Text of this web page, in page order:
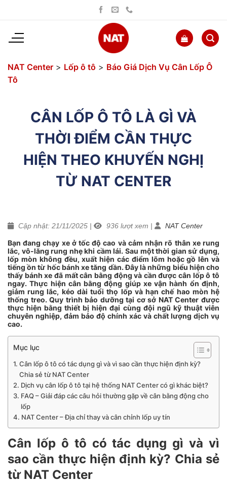
dung
NAT Center > Lốp ô tô > Báo Giá Dịch Vụ Cân Lốp Ô
Tô
CÂN LỐP Ô TÔ LÀ GÌ VÀ
THỜI ĐIỂM CẦN THỰC
HIỆN THEO KHUYẾN NGHỊ
TỪ NAT CENTER
Cập nhật: 21/11/2025 | 936 lượt xem | NAT Center
Bạn đang chạy xe ở tốc độ cao và cảm nhận rõ thân xe rung
lắc, vô-lăng rung nhẹ khi cầm lái. Sau một thời gian sử dụng,
lốp mòn không đều, xuất hiện các điểm lõm hoặc gồ lên và
tiếng ồn từ hốc bánh xe tăng dần. Đây là những biểu hiện cho
thấy bánh xe đã mất cân bằng động và cần được cân lốp ô tô
ngay. Thực hiện cân bằng động giúp xe vận hành ổn định,
giảm rung lắc, kéo dài tuổi thọ lốp và hạn chế hao mòn hệ
thống treo. Quy trình bảo dưỡng tại cơ sở NAT Center được
thực hiện bằng thiết bị hiện đại cùng đội ngũ kỹ thuật viên
chuyên nghiệp, đảm bảo độ chính xác và chất lượng dịch vụ
cao.
Mục lục
Cân lốp ô tô có tác dụng gì và vì sao cần thực hiện định kỳ?
Chia sẻ từ NAT Center
Dịch vụ cân lốp ô tô tại hệ thống NAT Center có gì khác biệt?
FAQ – Giải đáp các câu hỏi thường gặp về cân bằng động cho
lốp
NAT Center – Địa chỉ thay và cân chỉnh lốp uy tín
Cân lốp ô tô có tác dụng gì và vì
sao cần thực hiện định kỳ? Chia sẻ
từ NAT Center